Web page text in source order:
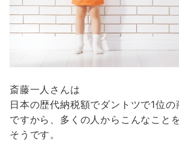
斎藤一人さんは
日本の歴代納税額でダントツで1位の
ですから、多くの人からこんなこと
そうです。